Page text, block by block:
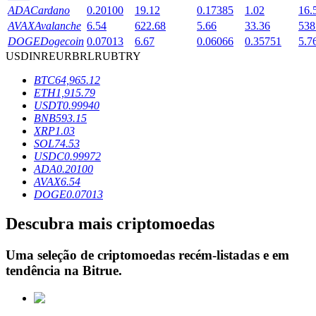
Bloqueios de BTR
Serviço de empréstimo apoiado por criptografia
ADACardano 0.20100 19.12 0.17385 1.02
AVAXAvalanche 6.54 622.68 5.66 33.36
DOGEDogecoin 0.07013 6.67 0.06066 0.35751
USDINREURBRLRUBTRY
BTC64,965.12
ETH1,915.79
USDT0.99940
BNB593.15
XRP1.03
SOL74.53
USDC0.99972
ADA0.20100
AVAX6.54
DOGE0.07013
Descubra mais criptomoedas
Uma seleção de criptomoedas recém-listadas e em
tendência na Bitrue.